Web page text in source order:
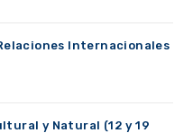
Internacionales
y Natural (12 y 19